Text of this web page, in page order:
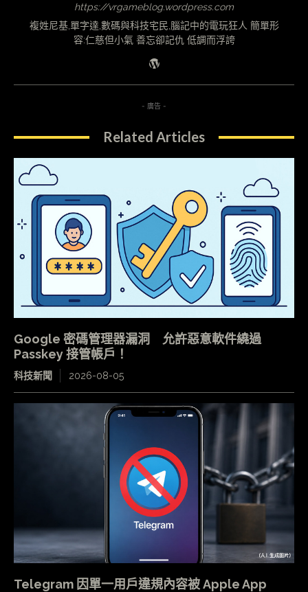
https://vrgameblog.wordpress.com
複姓尼基,單字達,數碼與科技宅民,腦記中的電玩狂人 簡單形
容:仁慈但小氣 善忘卻記仇 低調而浮誇
- 廣告 -
Related Articles
Google 密碼管理器漏洞 允許惡意軟件繞過
Passkey 接管帳戶！
科技新聞 2026-08-05
Telegram 因單一用戶違規內容被 Apple App